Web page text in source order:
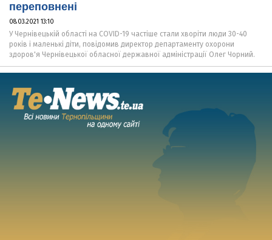
переповнені
08.03.2021 13:10
У Чернівецькій області на COVID-19 частіше стали хворіти люди 30-40
років і маленькі діти, повідомив директор департаменту охорони
здоров'я Чернівецької обласної державної адміністрації Олег Чорний.